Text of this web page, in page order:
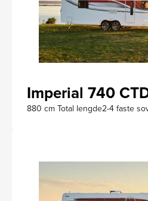
Imperial 740
880 cm Total lengde2-4 faste